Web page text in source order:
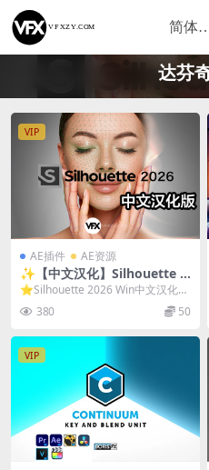
达芬
VIP
AE插件 AE资源
✨【中文汉化】Silhouette 2
026.0.3 Win 专业级ROTO抠
像绘画软件 + AE/PR/达芬奇/
Vegas插件套装
⭐Silhouette 2026 Win中文汉化
380 50
VIP